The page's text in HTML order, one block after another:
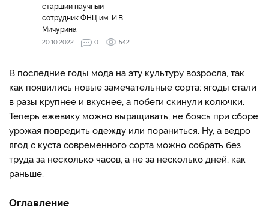
старший научный
сотрудник ФНЦ им. И.В.
Мичурина
20.10.2022 0 542
В последние годы мода на эту культуру возросла, так
как появились новые замечательные сорта: ягоды стали
в разы крупнее и вкуснее, а побеги скинули колючки.
Теперь ежевику можно выращивать, не боясь при сборе
урожая повредить одежду или пораниться. Ну, а ведро
ягод с куста современного сорта можно собрать без
труда за несколько часов, а не за несколько дней, как
раньше.
Оглавление